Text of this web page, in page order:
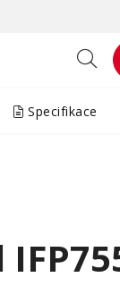
Specifikace